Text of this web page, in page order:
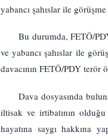
yabancı şahıslar ile
Bu durumda, FETÖ/
ve yabancı şahıslar ile
davacının FETÖ/PDY
Dava dosyasında
iltisak ve irtibatının
hayatına saygı hakkına